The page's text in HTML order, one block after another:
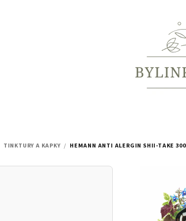
TINKTURY A KAPKY / HEMANN ANTI ALERGIN SHII-TAKE